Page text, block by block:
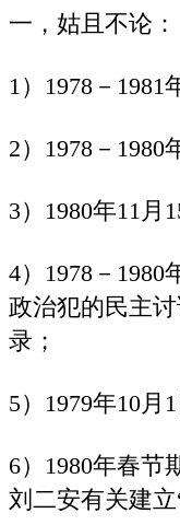
一，姑且不论：
1）1978－
2）1978－
3）1980年11月
4）1978－
政治犯的民主
录；
5）1979年10月
6）1980年春节
刘二安有关建